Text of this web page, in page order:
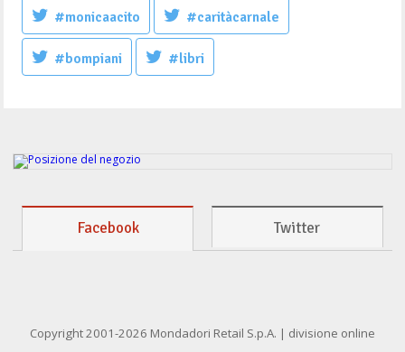
#monicaacito #caritàcarnale
#bompiani #libri
Facebook Twitter
Copyright 2001-2026 Mondadori Retail S.p.A. | divisione online